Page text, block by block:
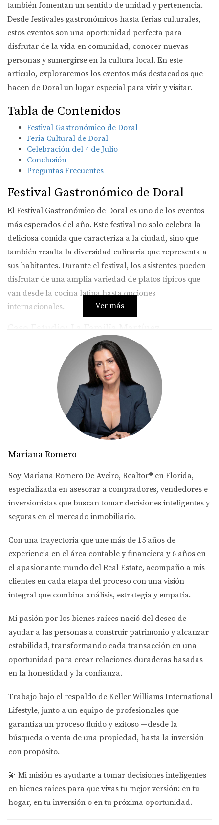
también fomentan un sentido de unidad y pertenencia.
Desde festivales gastronómicos hasta ferias culturales,
estos eventos son una oportunidad perfecta para
disfrutar de la vida en comunidad, conocer nuevas
personas y sumergirse en la cultura local. En este
artículo, exploraremos los eventos más destacados que
hacen de Doral un lugar especial para vivir y visitar.
Tabla de Contenidos
Festival Gastronómico de Doral
Feria Cultural de Doral
Celebración del 4 de Julio
Conclusión
Preguntas Frecuentes
Festival Gastronómico de Doral
El Festival Gastronómico de Doral es uno de los eventos
más esperados del año. Este festival no solo celebra la
deliciosa comida que caracteriza a la ciudad, sino que
también resalta la diversidad culinaria que representa a
sus habitantes. Durante el festival, los asistentes pueden
disfrutar de una amplia variedad de platos típicos que
van desde la cocina latina hasta opciones
internacionales.
La familia Martínez ha asistido al festival durante más de
cinco años. Para ellos, este evento es una tradición
familiar que les permite reconectar con sus raíces y
explorar nuevos sabores. "Es un momento especial para
nosotros", dice Ana Martínez. "Podemos probar
diferentes comidas y aprender sobre las culturas que
forman parte de nuestra comunidad". Este tipo de
experiencias no solo enriquecen el paladar, sino que
también fortalecen los lazos familiares y comunitarios.
Atraer a Nuevos Visitantes
El festival también atrae a turistas que buscan
experimentar la cultura local. Los organizadores
trabajan arduamente para ofrecer actividades
interactivas como clases de cocina y demostraciones en
vivo, lo que convierte al festival en un evento educativo
además de festivo. Esto ayuda a crear un ambiente
inclusivo donde todos pueden aprender y disfrutar.
Feria Cultural de Doral
Otro evento significativo es la Feria Cultural de Doral,
donde se celebra la diversidad cultural mediante música,
danza y arte. Este evento reúne a artistas locales e
internacionales, ofreciendo un espacio donde pueden
compartir su talento con la comunidad.
Caso Estudio: El Grupo Folklórico Raíces
El Grupo Folklórico Raíces ha sido parte integral de esta
feria durante años. Su líder, Carlos Gómez, menciona:
"Para nosotros, es vital mostrar nuestras tradiciones y
mantener vivas nuestras costumbres". La participación en
sino también educar a las nuevas generaciones sobre su
herencia cultural.
Ver más
Mariana Romero
Soy Mariana Romero De Aveiro, Realtor® en Florida,
especializada en asesorar a compradores, vendedores e
inversionistas que buscan tomar decisiones inteligentes y
seguras en el mercado inmobiliario.
Con una trayectoria que une más de 15 años de
experiencia en el área contable y financiera y 6 años en
el apasionante mundo del Real Estate, acompaño a mis
clientes en cada etapa del proceso con una visión
integral que combina análisis, estrategia y empatía.
Mi pasión por los bienes raíces nació del deseo de
ayudar a las personas a construir patrimonio y alcanzar
estabilidad, transformando cada transacción en una
oportunidad para crear relaciones duraderas basadas
en la honestidad y la confianza.
Trabajo bajo el respaldo de Keller Williams International
Lifestyle, junto a un equipo de profesionales que
garantiza un proceso fluido y exitoso —desde la
búsqueda o venta de una propiedad, hasta la inversión
con propósito.
💫 Mi misión es ayudarte a tomar decisiones inteligentes
en bienes raíces para que vivas tu mejor versión: en tu
hogar, en tu inversión o en tu próxima oportunidad.